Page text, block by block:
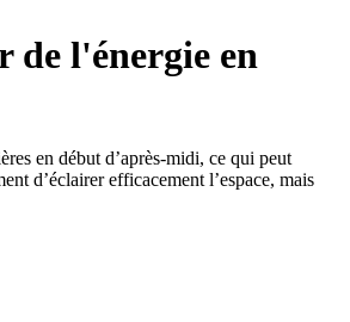
l'énergie en
en début d’après-midi, ce qui peut
d’éclairer efficacement l’espace, mais